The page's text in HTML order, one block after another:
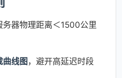
器物理距离＜1500公里
曲线图 ，避开高延迟时段